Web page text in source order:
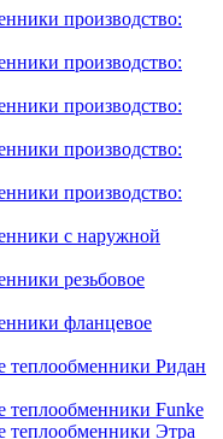
производство:
производство:
производство:
производство:
производство:
с наружной
резьбовое
фланцевое
теплообменники Ридан
теплообменники Funke
теплообменники Этра